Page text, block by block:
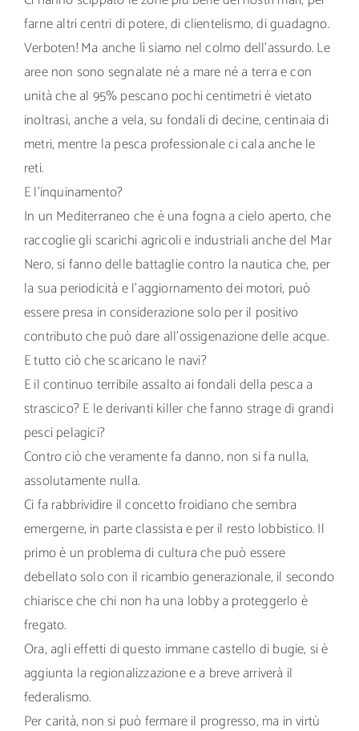
farne altri centri di potere, di clientelismo, di guadagno.
Verboten! Ma anche lì siamo nel colmo dell’assurdo. Le
aree non sono segnalate né a mare né a terra e con
unità che al 95% pescano pochi centimetri è vietato
inoltrasi, anche a vela, su fondali di decine, centinaia di
metri, mentre la pesca professionale ci cala anche le
reti.
E l’inquinamento?
In un Mediterraneo che è una fogna a cielo aperto, che
raccoglie gli scarichi agricoli e industriali anche del Mar
Nero, si fanno delle battaglie contro la nautica che, per
la sua periodicità e l’aggiornamento dei motori, può
essere presa in considerazione solo per il positivo
contributo che può dare all’ossigenazione delle acque.
E tutto ciò che scaricano le navi?
E il continuo terribile assalto ai fondali della pesca a
strascico? E le derivanti killer che fanno strage di grandi
pesci pelagici?
Contro ciò che veramente fa danno, non si fa nulla,
assolutamente nulla.
Ci fa rabbrividire il concetto froidiano che sembra
emergerne, in parte classista e per il resto lobbistico. Il
primo è un problema di cultura che può essere
debellato solo con il ricambio generazionale, il secondo
chiarisce che chi non ha una lobby a proteggerlo è
fregato.
Ora, agli effetti di questo immane castello di bugie, si è
aggiunta la regionalizzazione e a breve arriverà il
federalismo.
Per carità, non si può fermare il progresso, ma in virtù